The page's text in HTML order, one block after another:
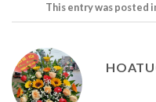
This entry was posted